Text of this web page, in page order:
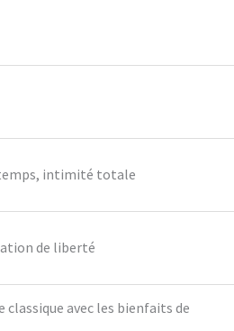
intimité totale
de liberté
classique avec les bienfaits de